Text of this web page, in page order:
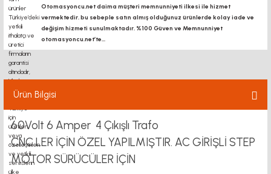
Otomasyoncu.net daima müşteri memnunniyeti ilkesi ile hizmet
vermektedir. bu sebeple satın almış olduğunuz ürünlerde kolay iade ve
değişim hizmeti sunulmaktadır. %100 Güven ve Memnunniyet
otomasyoncu.net’te...
Ürün Bilgisi
60Volt 6 Amper 4 Çıkışlı Trafo
CNC LER İÇİN ÖZEL YAPILMIŞTIR. AC GİRİŞLİ STEP
MOTOR SÜRÜCÜLER İÇİN